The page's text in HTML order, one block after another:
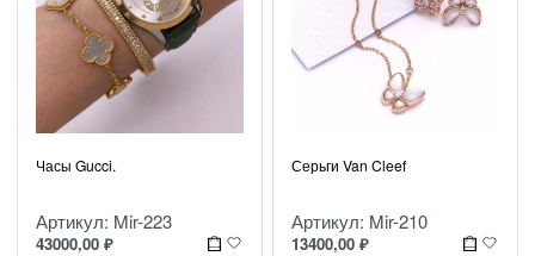
Часы Gucci.
Артикул: Mir-223
43000,00 ₽
Серьги Van Cleef
Артикул: Mir-210
13400,00 ₽